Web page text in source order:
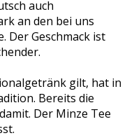
auch
an den bei uns
Der Geschmack ist
gilt, hat in
Bereits die
Der Minze Tee